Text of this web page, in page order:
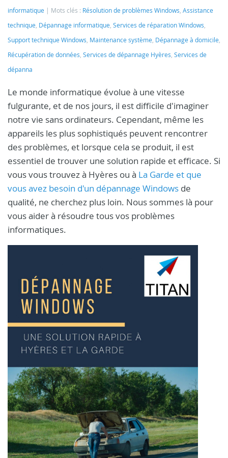
informatique
Mots clés : Résolution de problèmes Windows Assistance
technique Dépannage informatique Services de réparation Windows
Support technique Windows Maintenance système Dépannage à domicile
Récupération de données Services de dépannage Hyères Services de
dépanna
Le monde informatique évolue à une vitesse
fulgurante, et de nos jours, il est difficile d'imaginer
notre vie sans ordinateurs. Cependant, même les
appareils les plus sophistiqués peuvent rencontrer
des problèmes, et lorsque cela se produit, il est
essentiel de trouver une solution rapide et efficace. Si
vous vous trouvez à Hyères ou à La Garde et que
vous avez besoin d'un dépannage Windows de
qualité, ne cherchez plus loin. Nous sommes là pour
vous aider à résoudre tous vos problèmes
informatiques.